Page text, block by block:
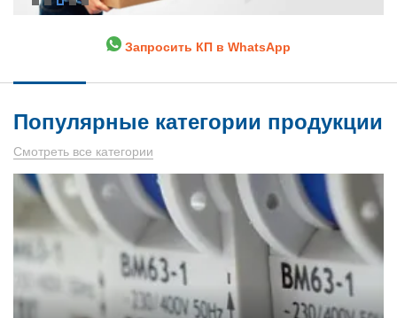
Запросить КП в WhatsApp
Популярные категории продукции
Смотреть все категории